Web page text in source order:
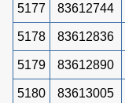
5177 83612744
5178 83612836
5179 83612890
5180 83613005